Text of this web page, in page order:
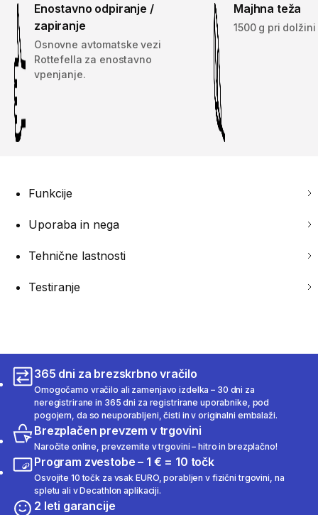
Enostavno odpiranje /
zapiranje
Osnovne avtomatske vezi
Rottefella za enostavno
vpenjanje.
Majhna teža
1500 g pri dolžini
Funkcije
Uporaba in nega
Tehnične lastnosti
Testiranje
365 dni za brezskrbno vračilo
Omogočamo vračilo ali zamenjavo izdelka – 30 dni za
neregistrirane in 365 dni za registrirane uporabnike, pod
pogojem, da so neuporabljeni, čisti in v originalni embalaži.
Brezplačen prevzem v trgovini
Naročite online, prevzemite v trgovini – hitro in brezplačno!
Program zvestobe – 1 € = 10 točk
Osvojite 10 točk za vsak EURO, porabljen v fizični trgovini, na
spletu ali v Decathlon aplikaciji.
2 leti garancije